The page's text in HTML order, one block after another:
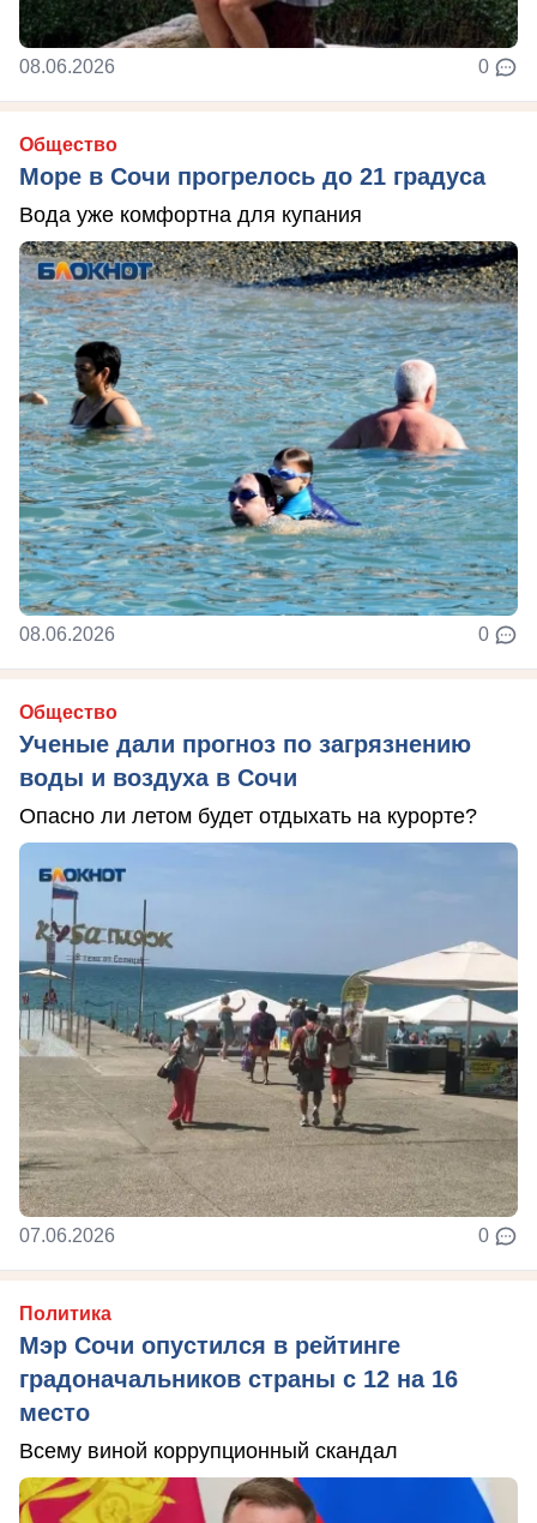
08.06.2026 0
Общество
Море в Сочи прогрелось до 21 градуса
Вода уже комфортна для купания
08.06.2026 0
Общество
Ученые дали прогноз по загрязнению
воды и воздуха в Сочи
Опасно ли летом будет отдыхать на курорте?
07.06.2026 0
Политика
Мэр Сочи опустился в рейтинге
градоначальников страны с 12 на 16
место
Всему виной коррупционный скандал